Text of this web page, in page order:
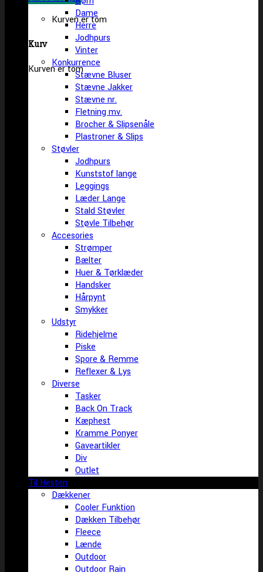
Kurven er tom
Kurv
Kurven er tom
Dame
Herre
Jodhpurs
Vinter
Konkurrence
Stævne Bluser
Stævne Jakker
Stævne nr.
Fletning mv.
Brocher & Slipsenåle
Plastroner & Slips
Støvler
Jodhpurs
Kunststof lange
Leggings
Læder Lange
Stald Støvler
Støvle Tilbehør
Accesories
Strømper
Bælter
Huer & Tørklæder
Handsker
Hårpynt
Smykker
Udstyr
Ridehjelme
Piske
Spore & Remme
Reflexer & Lys
Diverse
Tasker
Back On Track
Kæphest
Kramme Ponyer
Gaveartikler
Div
Outlet
Til Hesten
Dækkener
Cooler Funktion
Dækken Tilbehør
Fleece
Lænde
Outdoor
Outdoor Rain